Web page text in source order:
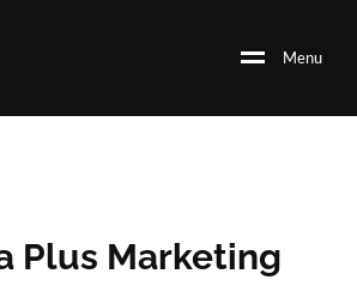
Menu
Plus Marketing